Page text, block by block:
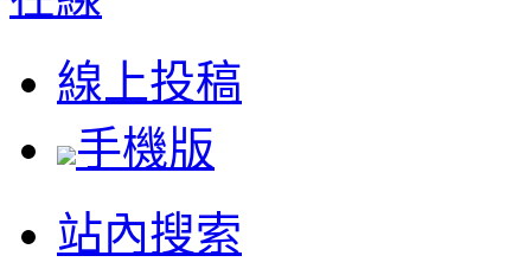
線上投稿
手機版
站內搜索